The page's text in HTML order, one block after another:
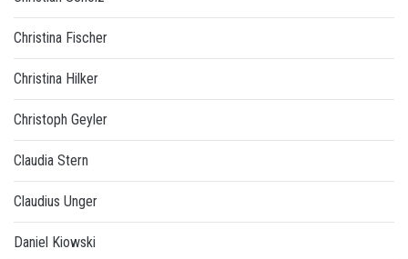
Christina Fischer
Christina Hilker
Christoph Geyler
Claudia Stern
Claudius Unger
Daniel Kiowski